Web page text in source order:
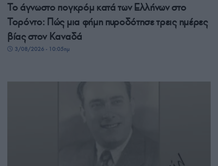
Το άγνωστο πογκρόμ κατά των Ελλήνων στο
Τορόντο: Πώς μια φήμη πυροδότησε τρεις ημέρες
βίας στον Καναδά
3/08/2026 - 10:05πμ